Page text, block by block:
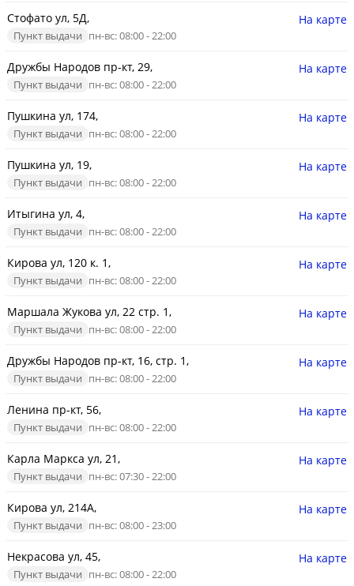
Стофато ул, 5Д,
Пункт выдачи пн-вс: 08:00 - 22:00
На карте
Дружбы Народов пр-кт, 29,
Пункт выдачи пн-вс: 08:00 - 22:00
На карте
Пушкина ул, 174,
Пункт выдачи пн-вс: 08:00 - 22:00
На карте
Пушкина ул, 19,
Пункт выдачи пн-вс: 08:00 - 22:00
На карте
Итыгина ул, 4,
Пункт выдачи пн-вс: 08:00 - 22:00
На карте
Кирова ул, 120 к. 1,
Пункт выдачи пн-вс: 08:00 - 22:00
На карте
Маршала Жукова ул, 22 стр. 1,
Пункт выдачи пн-вс: 08:00 - 22:00
На карте
Дружбы Народов пр-кт, 16, стр. 1,
Пункт выдачи пн-вс: 08:00 - 22:00
На карте
Ленина пр-кт, 56,
Пункт выдачи пн-вс: 08:00 - 22:00
На карте
Карла Маркса ул, 21,
Пункт выдачи пн-вс: 07:30 - 22:00
На карте
Кирова ул, 214А,
Пункт выдачи пн-вс: 08:00 - 23:00
На карте
Некрасова ул, 45,
Пункт выдачи пн-вс: 08:00 - 22:00
На карте